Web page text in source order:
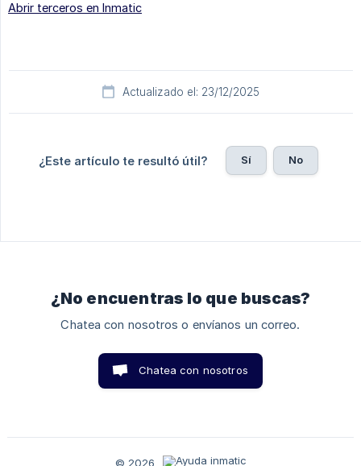
Abrir terceros en Inmatic
Actualizado el: 23/12/2025
¿Este artículo te resultó útil? Sí No
¿No encuentras lo que buscas?
Chatea con nosotros o envíanos un correo.
Chatea con nosotros
© 2026